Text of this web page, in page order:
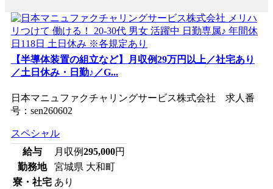
【半導体装置の組立など】月収例29万円以上／社宅あり
／土日休み・日勤♪／G...
日本マニュファクチャリングサービス株式会社 求人番
号：sen260602
スペシャル
給与
月収例295,000円
勤務地
宮城県 大和町
寮・社宅 あり